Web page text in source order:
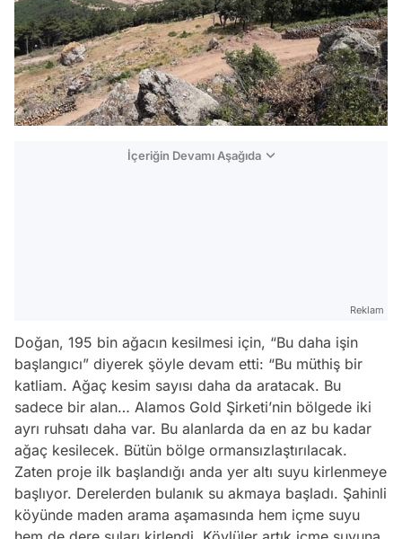
İçeriğin Devamı Aşağıda
Reklam
Doğan, 195 bin ağacın kesilmesi için, “Bu daha işin
başlangıcı” diyerek şöyle devam etti: “Bu müthiş bir
katliam. Ağaç kesim sayısı daha da aratacak. Bu
sadece bir alan… Alamos Gold Şirketi’nin bölgede iki
ayrı ruhsatı daha var. Bu alanlarda da en az bu kadar
ağaç kesilecek. Bütün bölge ormansızlaştırılacak.
Zaten proje ilk başlandığı anda yer altı suyu kirlenmeye
başlıyor. Derelerden bulanık su akmaya başladı. Şahinli
köyünde maden arama aşamasında hem içme suyu